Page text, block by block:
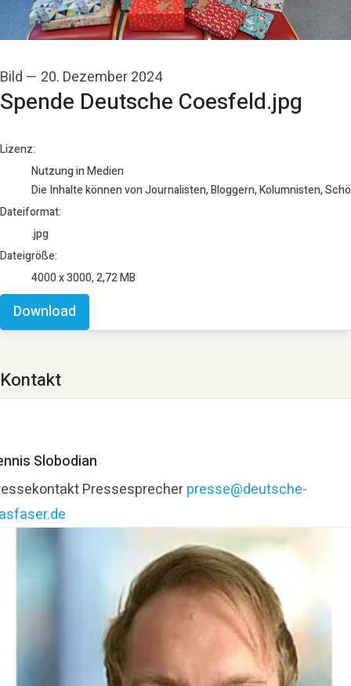
Bild — 20. Dezember 2024
Spende Deutsche Coesfeld.jpg
go to media item
Lizenz:
Nutzung in Medien
Die Inhalte können von Journalisten, Bloggern, Kolumnisten,
Dateiformat:
.jpg
Dateigröße:
4000 x 3000, 2,72 MB
Download
Kontakt
Slobodian
Pressesprecherpresse@deutsche-